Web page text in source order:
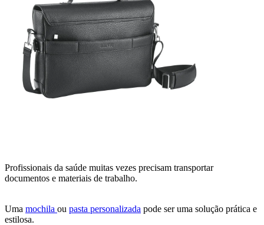
Profissionais da saúde muitas vezes precisam transportar
documentos e materiais de trabalho.
Uma mochila ou pasta personalizada pode ser uma solução prática e
estilosa.